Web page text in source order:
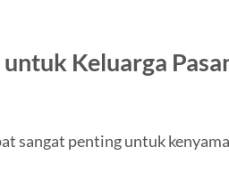
Keluarga
sangat penting untuk